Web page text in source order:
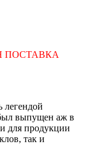
ПОСТАВКА
легендой
выпущен аж в
для продукции
так и